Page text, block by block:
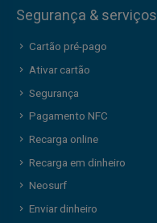
Segurança & serviços
Cartão pré-pago
Ativar cartão
Segurança
Pagamento NFC
Recarga online
Recarga em dinheiro
Neosurf
Enviar dinheiro